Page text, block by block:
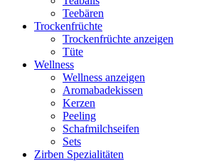
Teebären
Trockenfrüchte
Trockenfrüchte anzeigen
Tüte
Wellness
Wellness anzeigen
Aromabadekissen
Kerzen
Peeling
Schafmilchseifen
Sets
Zirben Spezialitäten